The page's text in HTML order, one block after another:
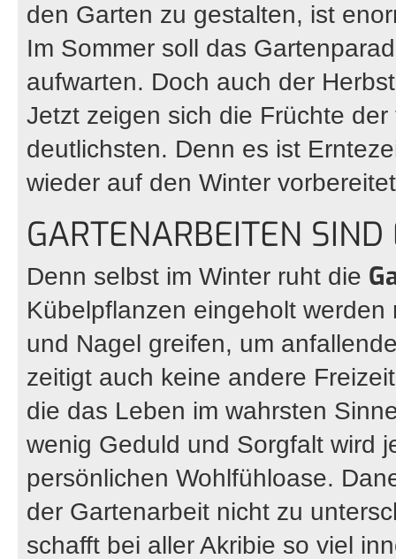
den Garten zu gestalten, ist
Im Sommer soll das
aufwarten. Doch auch der
Jetzt zeigen sich die Früchte
deutlichsten. Denn es ist
wieder auf den Winter
GARTENARBEITEN
Denn selbst im Winter ruht die
Kübelpflanzen eingeholt
und Nagel greifen, um
zeitigt auch keine andere
die das Leben im wahrsten
wenig Geduld und Sorgfalt wird
persönlichen Wohlfühloase.
der Gartenarbeit nicht zu
schafft bei aller Akribie so viel